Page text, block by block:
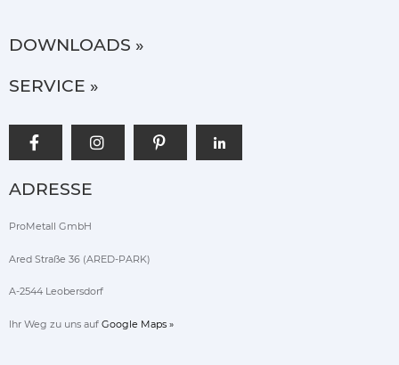
DOWNLOADS »
SERVICE »
ADRESSE
ProMetall GmbH
Ared Straße 36 (ARED-PARK)
A-2544 Leobersdorf
Ihr Weg zu uns auf Google Maps »